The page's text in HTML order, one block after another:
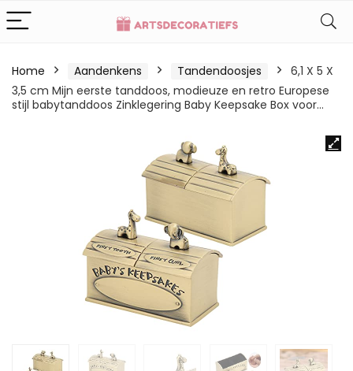
Home Aandenkens Tandendoosjes
6,1 X 5 X
3,5 cm Mijn eerste tanddoos, modieuze en retro Europese
stijl babytanddoos Zinklegering Baby Keepsake Box voor…